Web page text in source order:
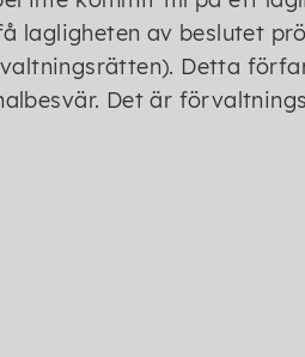
lagligheten av beslutet
Detta
Det är